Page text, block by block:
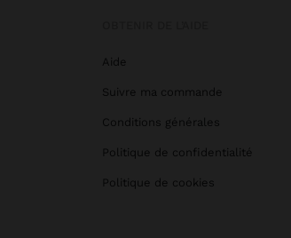
Aide
Suivre ma commande
Conditions générales
Politique de confidentialité
Politique de cookies